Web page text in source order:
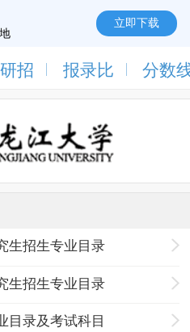
立即下载
研招 报录比 分数
生招生专业目录
生招生专业目录
目录及考试科目